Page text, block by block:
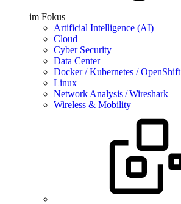
im Fokus
Artificial Intelligence (AI)
Cloud
Cyber Security
Data Center
Docker / Kubernetes / OpenShift
Linux
Network Analysis / Wireshark
Wireless & Mobility